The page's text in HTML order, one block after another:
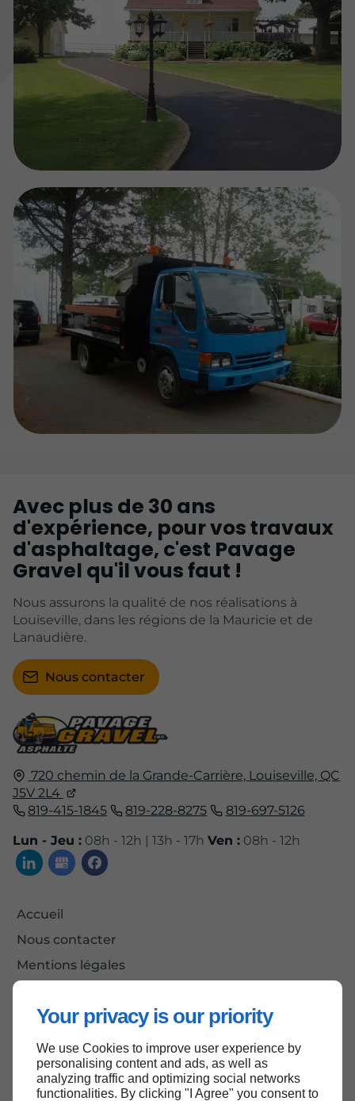
Your privacy is our priority
We use Cookies to improve user experience by
personalising content and ads, as well as
analyzing traffic and optimizing social networks
functionalities. By clicking "I Agree" you consent to
720 chemin de la Grande-Carrière, Louiseville, QC
J5V 2L4
819-415-1845
819-228-8275
819-697-5126
Lun - Jeu : 08h - 12h | 13h - 17h Ven : 08h - 12h
Accueil
Nous contacter
Mentions légales
Avec plus de 30 ans
d'expérience, pour vos travaux
d'asphaltage, c'est Pavage
Gravel qu'il vous faut !
Nous assurons la qualité de nos réalisations à
Louiseville, dans les régions de la Mauricie et de
Lanaudière.
Nous contacter
Haut de page